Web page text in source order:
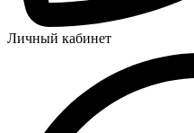
Личный кабинет